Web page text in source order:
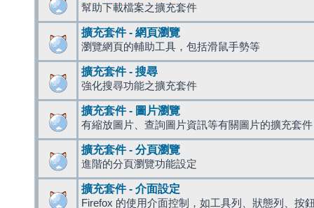
幫助下載檔案之擴充套件
擴充套件 - 網頁瀏覽
瀏覽網頁的輔助工具，包括滑鼠手勢等
擴充套件 - 搜尋
強化搜尋功能之擴充套件
擴充套件 - 圖片瀏覽
有縮放圖片、查詢圖片資訊等有關圖片的擴充套件
擴充套件 - 分頁瀏覽
進階的分頁瀏覽功能設定
擴充套件 - 介面設定
Firefox 的使用介面控制，如工具列、狀態列、按